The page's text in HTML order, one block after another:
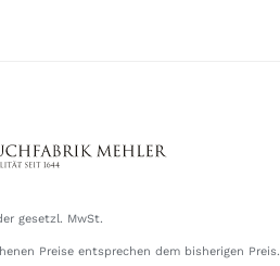
gesetzl. MwSt.
Preise entsprechen dem bisherigen Preis.